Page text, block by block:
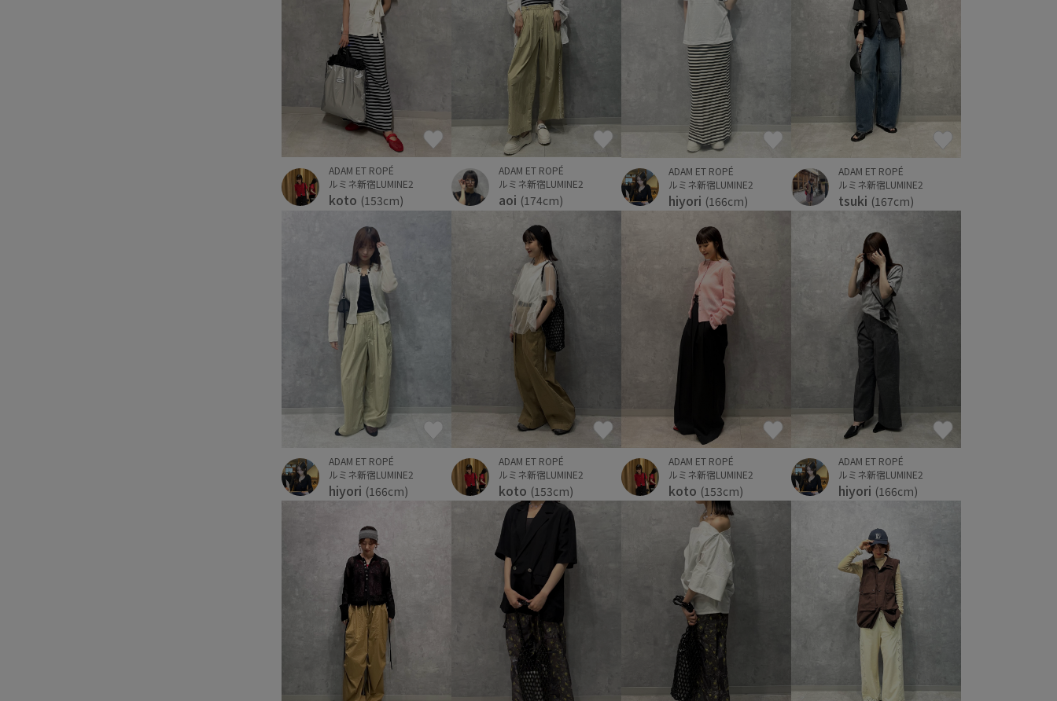
ADAM ET ROPÉ
ルミネ新宿LUMINE2
koto (153cm)
ADAM ET ROPÉ
ルミネ新宿LUMINE2
aoi (174cm)
ADAM ET ROPÉ
ルミネ新宿LUMINE2
hiyori (166cm)
ADAM ET ROPÉ
ルミネ新宿LUMINE2
tsuki (167cm)
ADAM ET ROPÉ
ルミネ新宿LUMINE2
hiyori (166cm)
ADAM ET ROPÉ
ルミネ新宿LUMINE2
koto (153cm)
ADAM ET ROPÉ
ルミネ新宿LUMINE2
koto (153cm)
ADAM ET ROPÉ
ルミネ新宿LUMINE2
hiyori (166cm)